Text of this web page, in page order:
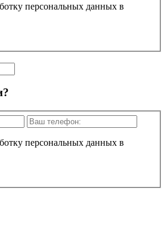
персональных данных в
персональных данных в